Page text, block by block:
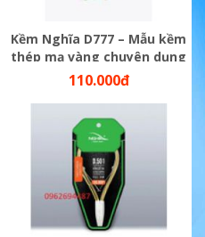
Kềm Nghĩa D777 – Mẫu kềm
thép mạ vàng chuyên dụng
110.000đ